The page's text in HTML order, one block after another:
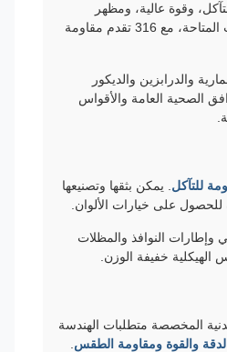
وقوة عالية، ومظهر
الدرجات المتاحة، مع 316 تقدم مقاومة
والدرابزين والديكور
الصحية العامة والأقواس
للتآكل . يمكن بثقها وتصنيعها
للحصول على خيارات الألوان.
وإطارات النوافذ والمظلات
الهيكلية خفيفة الوزن.
المخصصة متطلبات الهندسة
الدقة والقوة ومقاومة الطقس